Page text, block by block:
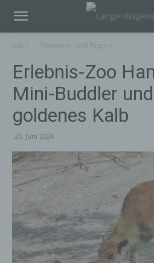
Erlebnis-Zoo
Mini-Buddler
goldenes Kalb
20. Juni 2024